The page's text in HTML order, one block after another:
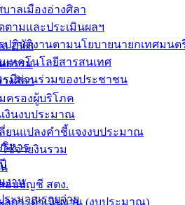
าลเมืองอ่างศิลา
ตามและประเมินผลฯ
ปฏิบัติงานตามนโยบายนายกเทศมนต
ทคโนโลยีสารสนเทศ
รมีส่วนร่วมของประชาชน
งินงบประมาณ
ยนแปลงคำชี้แจงงบประมาณ
ช้จ่ายงินรวม
อบบัญชี สตง.
ลการดำเนินงาน (งบประมาณ)
2568
ธรรม
างศิลา
ครองผู้บริโภค
หาร
งาน
ะมาณรายจ่าย